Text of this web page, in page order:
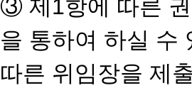
③ 제1항에 따른
을 통하여 하실 수
따른 위임장을 제